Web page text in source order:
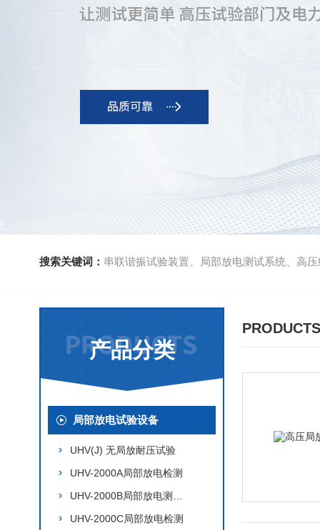
搜索关键词： 串联谐振试验装置、局部放电测试系统、高压
产品分类
局部放电试验设备
UHV(J) 无局放耐压试验
UHV-2000A局部放电检测
UHV-2000C局部放电检测